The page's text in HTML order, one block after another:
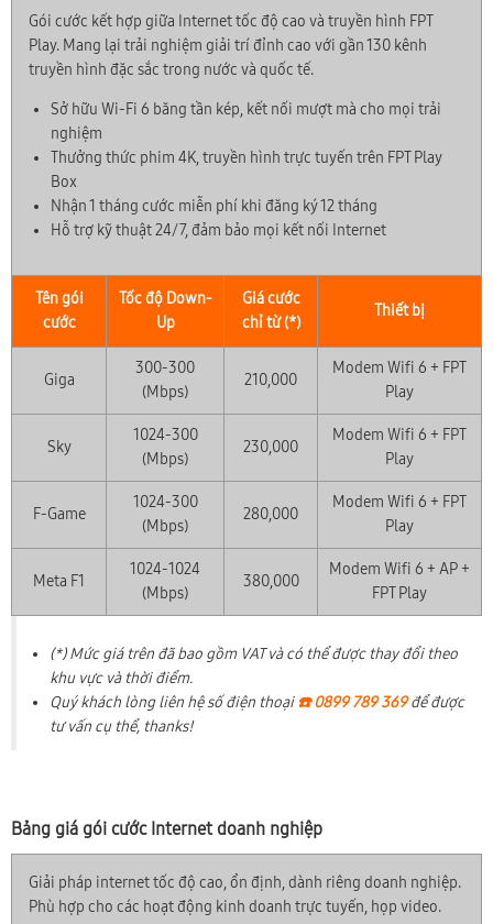
Gói cước kết hợp giữa Internet tốc độ cao và truyền hình FPT
Play. Mang lại trải nghiệm giải trí đỉnh cao với gần 130 kênh
truyền hình đặc sắc trong nước và quốc tế.
Sở hữu Wi-Fi 6 băng tần kép, kết nối mượt mà cho mọi trải
nghiệm
Thưởng thức phim 4K, truyền hình trực tuyến trên FPT Play
Box
Nhận 1 tháng cước miễn phí khi đăng ký 12 tháng
Hỗ trợ kỹ thuật 24/7, đảm bảo mọi kết nối Internet
Tên gói
cước
Tốc độ Down-
Up
Giá cước
chỉ từ (*)
Thiết bị
Giga
300-300
(Mbps)
210,000
Modem Wifi 6 + FPT
Play
Sky
1024-300
(Mbps)
230,000
Modem Wifi 6 + FPT
Play
F-Game
1024-300
(Mbps)
280,000
Modem Wifi 6 + FPT
Play
Meta F1
1024-1024
(Mbps)
380,000
Modem Wifi 6 + AP +
FPT Play
(*) Mức giá trên đã bao gồm VAT và có thể được thay đổi theo
khu vực và thời điểm.
Quý khách lòng liên hệ số điện thoại☎️ 0899 789 369để được
tư vấn cụ thể, thanks!
Bảng giá gói cước Internet doanh nghiệp
Giải pháp internet tốc độ cao, ổn định, dành riêng doanh nghiệp.
Phù hợp cho các hoạt động kinh doanh trực tuyến, họp video.